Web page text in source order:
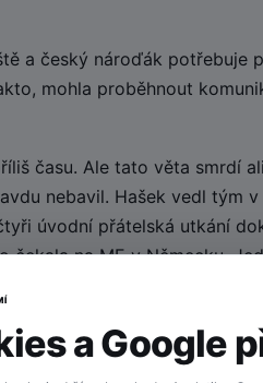
a český nároďák potřebuje
mohla proběhnout
času. Ale tato věta smrdí
nebavil. Hašek vedl tým v
úvodní přátelská utkání
na ME v Německu.
trenére!
tým a Google